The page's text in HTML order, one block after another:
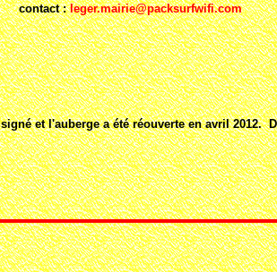
contact :leger.mairie@packsurfwifi.com
et l'auberge a été réouverte en avril